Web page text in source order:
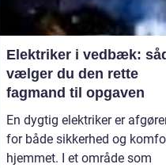
Elektriker i vedbæk:
vælger du den rette
fagmand til opgaven
En dygtig elektriker er
for både sikkerhed og
hjemmet. I et område som